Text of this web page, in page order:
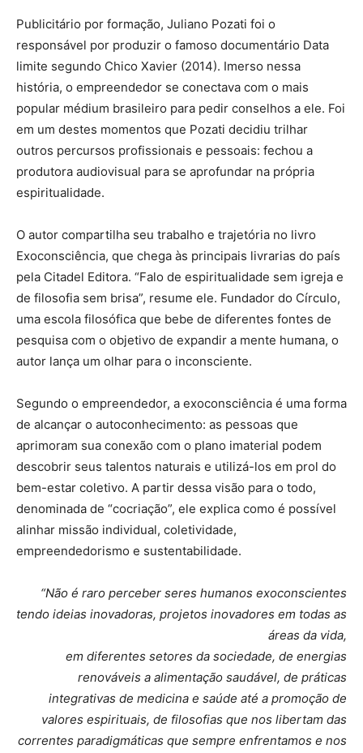
Publicitário por formação, Juliano Pozati foi o
responsável por produzir o famoso documentário Data
limite segundo Chico Xavier (2014). Imerso nessa
história, o empreendedor se conectava com o mais
popular médium brasileiro para pedir conselhos a ele. Foi
em um destes momentos que Pozati decidiu trilhar
outros percursos profissionais e pessoais: fechou a
produtora audiovisual para se aprofundar na própria
espiritualidade.
O autor compartilha seu trabalho e trajetória no livro
Exoconsciência, que chega às principais livrarias do país
pela Citadel Editora. “Falo de espiritualidade sem igreja e
de filosofia sem brisa”, resume ele. Fundador do Círculo,
uma escola filosófica que bebe de diferentes fontes de
pesquisa com o objetivo de expandir a mente humana, o
autor lança um olhar para o inconsciente.
Segundo o empreendedor, a exoconsciência é uma forma
de alcançar o autoconhecimento: as pessoas que
aprimoram sua conexão com o plano imaterial podem
descobrir seus talentos naturais e utilizá-los em prol do
bem-estar coletivo. A partir dessa visão para o todo,
denominada de “cocriação”, ele explica como é possível
alinhar missão individual, coletividade,
empreendedorismo e sustentabilidade.
“Não é raro perceber seres humanos exoconscientes
tendo ideias inovadoras, projetos inovadores em todas as
áreas da vida,
em diferentes setores da sociedade, de energias
renováveis a alimentação saudável, de práticas
integrativas de medicina e saúde até a promoção de
valores espirituais, de filosofias que nos libertam das
correntes paradigmáticas que sempre enfrentamos e nos